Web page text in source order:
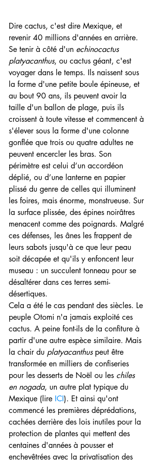
Dire cactus, c'est dire Mexique, et
revenir 40 millions d'années en arrière.
Se tenir à côté d'un echinocactus
platyacanthus, ou cactus géant, c'est
voyager dans le temps. Ils naissent sous
la forme d'une petite boule épineuse, et
au bout 90 ans, ils peuvent avoir la
taille d'un ballon de plage, puis ils
croissent à toute vitesse et commencent à
s'élever sous la forme d'une colonne
gonflée que trois ou quatre adultes ne
peuvent encercler les bras. Son
périmètre est celui d’un accordéon
déplié, ou d’une lanterne en papier
plissé du genre de celles qui illuminent
les foires, mais énorme, monstrueuse. Sur
la surface plissée, des épines noirâtres
menacent comme des poignards. Malgré
ces défenses, les ânes les frappent de
leurs sabots jusqu'à ce que leur peau
soit décapée et qu'ils y enfoncent leur
museau : un succulent tonneau pour se
désaltérer dans ces terres semi-
désertiques.
Cela a été le cas pendant des siècles. Le
peuple Otomi n'a jamais exploité ces
cactus. A peine font-ils de la confiture à
partir d'une autre espèce similaire. Mais
la chair du platyacanthus peut être
transformée en milliers de confiseries
pour les desserts de Noël ou les chiles
en nogada, un autre plat typique du
Mexique (lire ICI). Et ainsi qu'ont
commencé les premières déprédations,
cachées derrière des lois inutiles pour la
protection de plantes qui mettent des
centaines d'années à pousser et
enchevêtrées avec la privatisation des